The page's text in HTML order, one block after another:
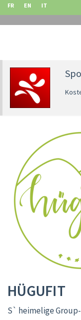
FR EN IT
HÜGUFIT
S` heimelige